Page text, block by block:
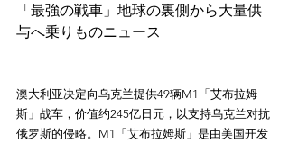
「最強の戦車」地球の裏側から大量供
澳大利亚决定向乌克兰提供49辆M1「艾布拉姆
斯」战车，价值约245亿日元，以支持乌克兰对抗
俄罗斯的侵略。M1「艾布拉姆斯」是由美国开发